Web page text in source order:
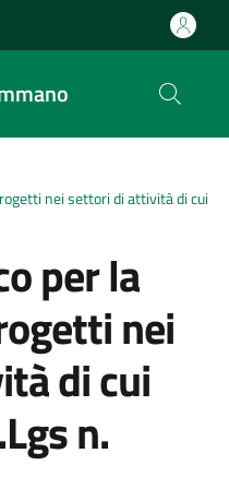
nei settori di attività di cui
per la
nei
di cui
n.